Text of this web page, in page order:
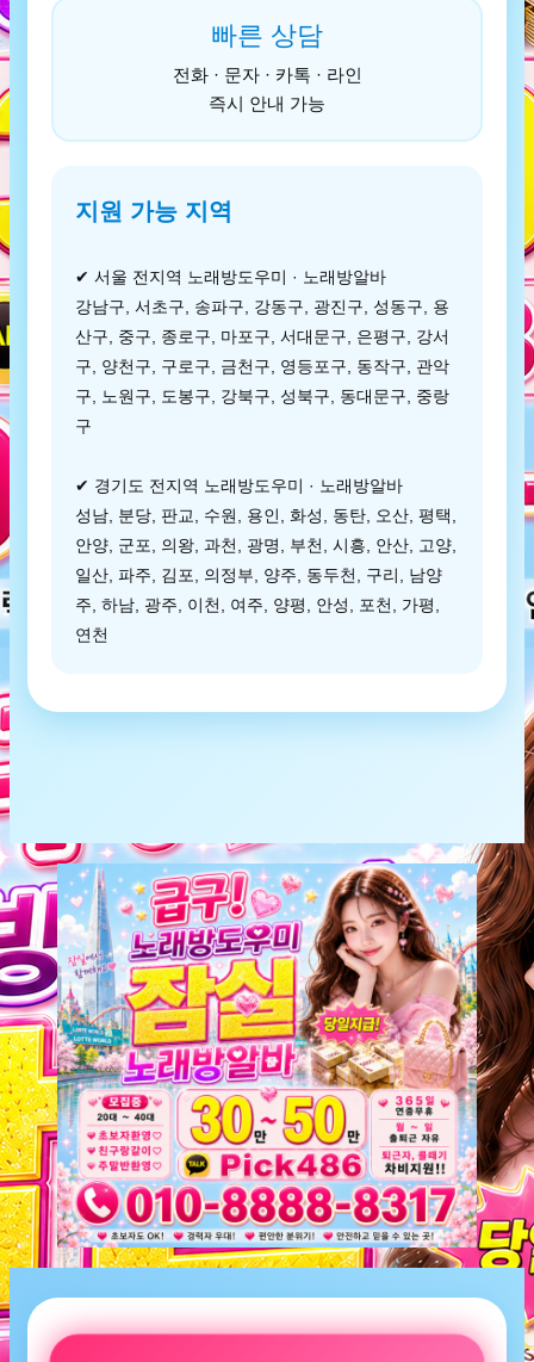
빠른 상담
전화 · 문자 · 카톡 · 라인
즉시 안내 가능
지원 가능 지역
✔ 서울 전지역 노래방도우미 · 노래방알바
강남구, 서초구, 송파구, 강동구, 광진구, 성동구, 용
산구, 중구, 종로구, 마포구, 서대문구, 은평구, 강서
구, 양천구, 구로구, 금천구, 영등포구, 동작구, 관악
구, 노원구, 도봉구, 강북구, 성북구, 동대문구, 중랑
구
✔ 경기도 전지역 노래방도우미 · 노래방알바
성남, 분당, 판교, 수원, 용인, 화성, 동탄, 오산, 평택,
안양, 군포, 의왕, 과천, 광명, 부천, 시흥, 안산, 고양,
일산, 파주, 김포, 의정부, 양주, 동두천, 구리, 남양
주, 하남, 광주, 이천, 여주, 양평, 안성, 포천, 가평,
연천